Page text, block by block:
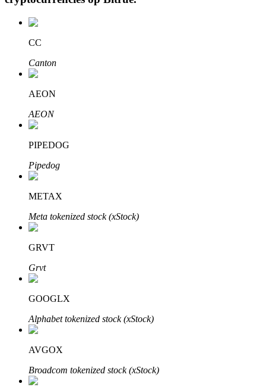
Grijp langetermijnwinst en flexibele belangen
Leer staken
Meer informatie over het verdienen van passief inkomen
CC
Canton
AEON
AEON
PIPEDOG
Pipedog
METAX
Meta tokenized stock (xStock)
GRVT
Grvt
GOOGLX
Alphabet tokenized stock (xStock)
AVGOX
Broadcom tokenized stock (xStock)